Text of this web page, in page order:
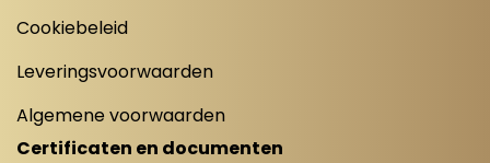
Cookiebeleid
Leveringsvoorwaarden
Algemene voorwaarden
Certificaten en documenten